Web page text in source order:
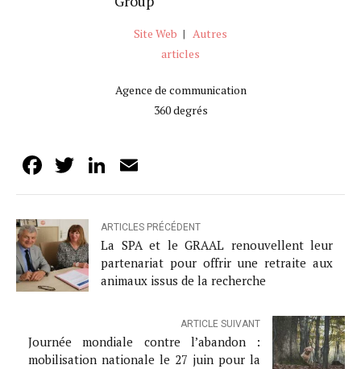
Site Web | Autres
articles
Agence de communication
360 degrés
Facebook
TwitterLinkedIn
ARTICLES PRÉCÉDENT
La SPA et le GRAAL renouvellent leur
partenariat pour offrir une retraite aux
animaux issus de la recherche
ARTICLE SUIVANT
Journée mondiale contre l’abandon :
mobilisation nationale le 27 juin pour la